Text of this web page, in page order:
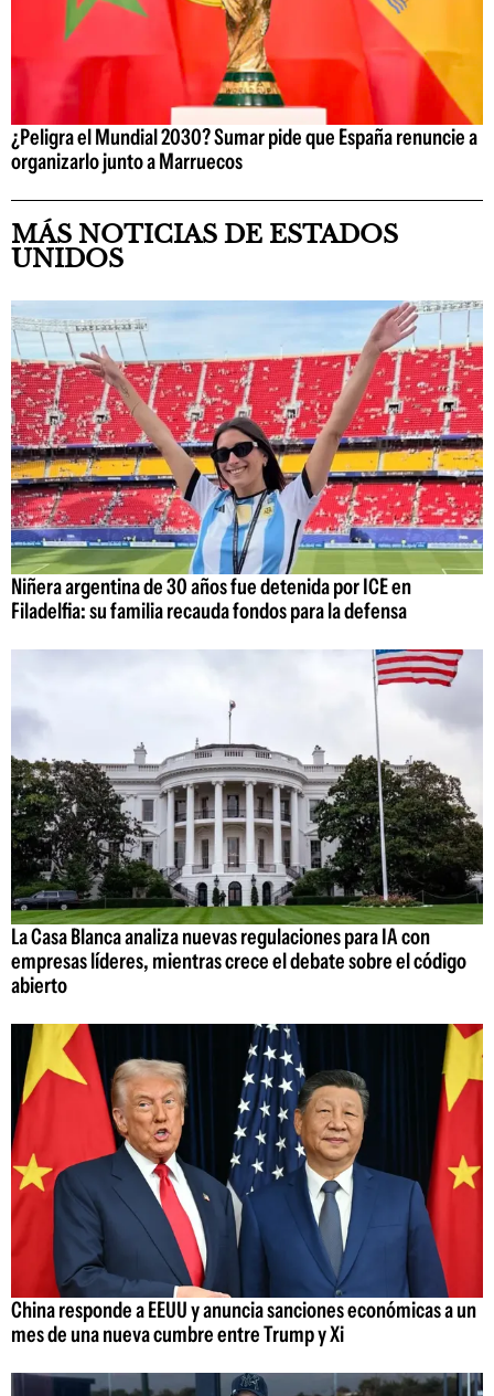
¿Peligra el Mundial 2030? Sumar pide que España renuncie a
organizarlo junto a Marruecos
MÁS NOTICIAS DE ESTADOS
UNIDOS
Niñera argentina de 30 años fue detenida por ICE en
Filadelfia: su familia recauda fondos para la defensa
La Casa Blanca analiza nuevas regulaciones para IA con
empresas líderes, mientras crece el debate sobre el código
abierto
China responde a EEUU y anuncia sanciones económicas a un
mes de una nueva cumbre entre Trump y Xi